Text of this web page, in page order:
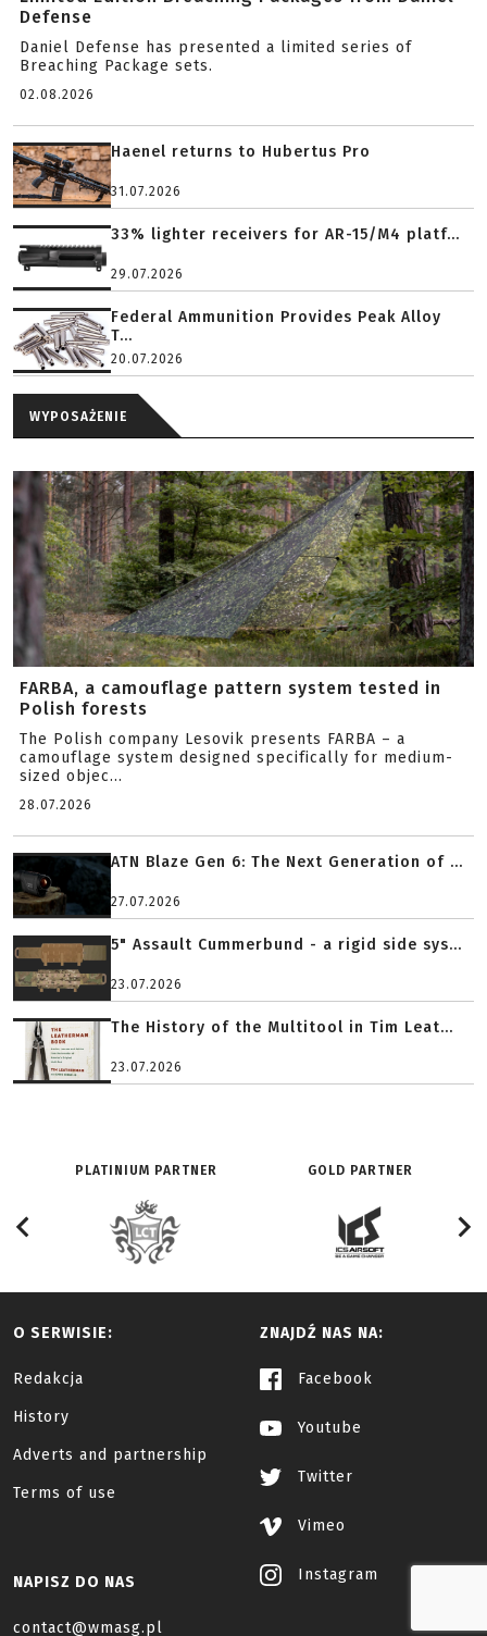
Defense
Daniel Defense has presented a limited series of
Breaching Package sets.
02.08.2026
Haenel returns to Hubertus Pro
31.07.2026
33% lighter receivers for AR-15/M4 platf...
29.07.2026
Federal Ammunition Provides Peak Alloy
T...
20.07.2026
WYPOSAŻENIE
FARBA, a camouflage pattern system tested in
Polish forests
The Polish company Lesovik presents FARBA – a
camouflage system designed specifically for medium-
sized objec...
28.07.2026
ATN Blaze Gen 6: The Next Generation of ...
27.07.2026
5" Assault Cummerbund - a rigid side sys...
23.07.2026
The History of the Multitool in Tim Leat...
23.07.2026
PLATINIUM PARTNER GOLD PARTNER
O SERWISIE:
Redakcja
History
Adverts and partnership
Terms of use
ZNAJDŹ NAS NA:
Facebook
Youtube
Twitter
Vimeo
Instagram
NAPISZ DO NAS
contact@wmasg.pl